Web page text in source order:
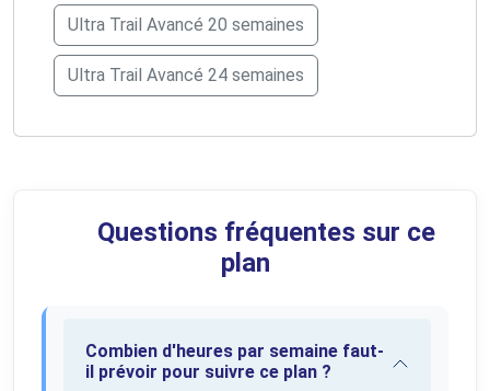
Ultra Trail Avancé 20 semaines
Ultra Trail Avancé 24 semaines
Questions fréquentes sur ce
plan
Combien d'heures par semaine faut-
il prévoir pour suivre ce plan ?